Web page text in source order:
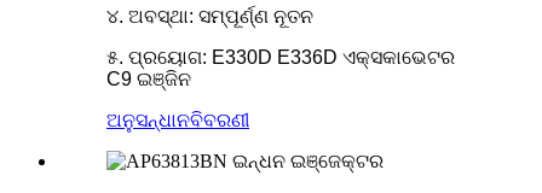
୪. ଅବସ୍ଥା: ସମ୍ପୂର୍ଣ୍ଣ ନୂତନ
୫. ପ୍ରୟୋଗ: E330D E336D ଏକ୍ସକାଭେଟର
C9 ଇଞ୍ଜିନ
ଅନୁସନ୍ଧାନବିବରଣୀ